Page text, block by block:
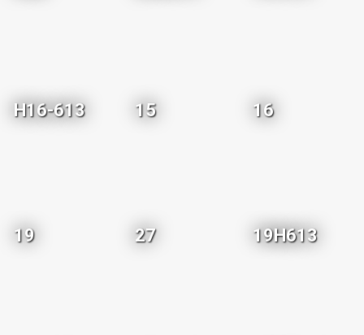
H16-613 15 16
19 27 19H613